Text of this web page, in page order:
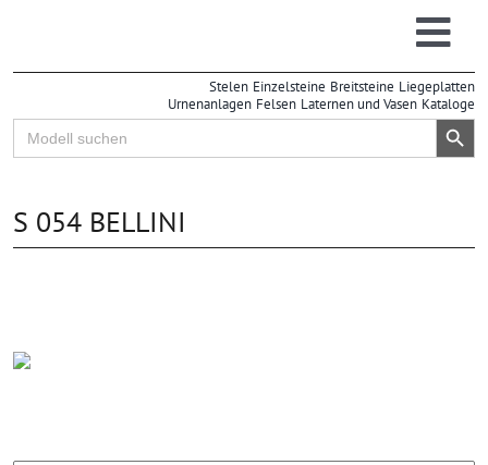
Stelen Einzelsteine Breitsteine Liegeplatten
Urnenanlagen Felsen Laternen und Vasen Kataloge
Search
for:
Search Button
S 054 BELLINI